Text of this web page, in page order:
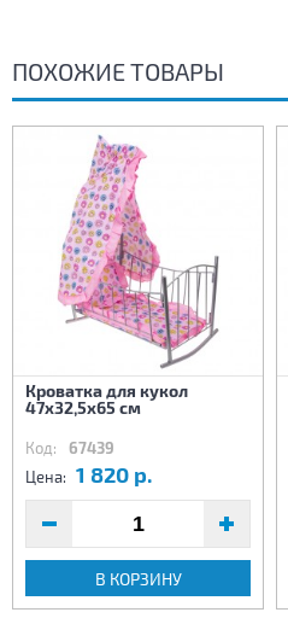
ПОХОЖИЕ ТОВАРЫ
Кроватка для кукол
47х32,5х65 см
Код: 67439
Цена: 1 820 р.
В КОРЗИНУ